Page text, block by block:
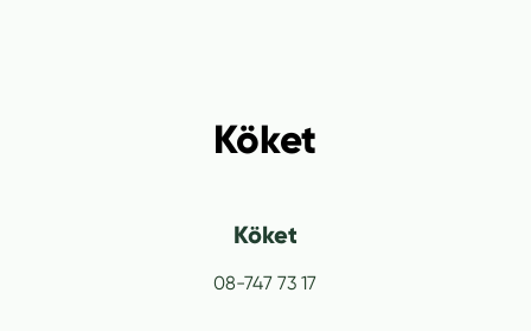
Köket
Köket
08-747 73 17